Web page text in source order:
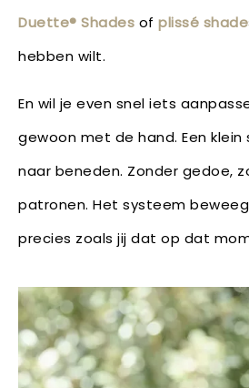
Duette® Shades of plissé
hebben wilt.
En wil je even snel iets
gewoon met de hand. Een
naar beneden. Zonder gedoe,
patronen. Het systeem
precies zoals jij dat op dat